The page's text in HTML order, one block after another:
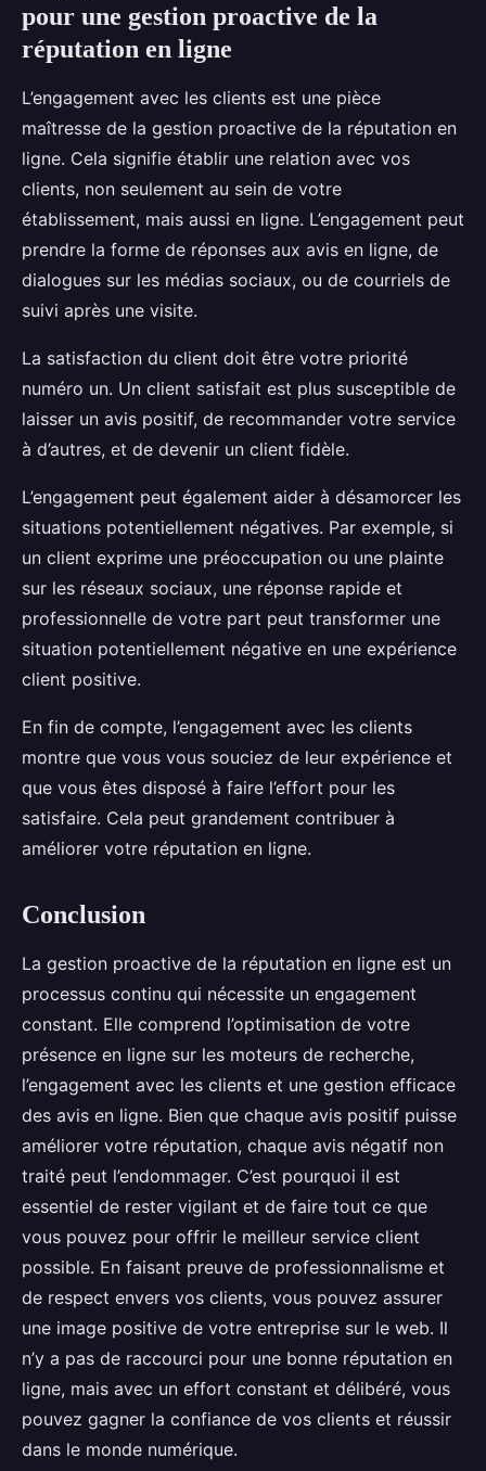
pour une gestion proactive de la
réputation en ligne
L’engagement avec les clients est une pièce
maîtresse de la gestion proactive de la réputation en
ligne. Cela signifie établir une relation avec vos
clients, non seulement au sein de votre
établissement, mais aussi en ligne. L’engagement peut
prendre la forme de réponses aux avis en ligne, de
dialogues sur les médias sociaux, ou de courriels de
suivi après une visite.
La satisfaction du client doit être votre priorité
numéro un. Un client satisfait est plus susceptible de
laisser un avis positif, de recommander votre service
à d’autres, et de devenir un client fidèle.
L’engagement peut également aider à désamorcer les
situations potentiellement négatives. Par exemple, si
un client exprime une préoccupation ou une plainte
sur les réseaux sociaux, une réponse rapide et
professionnelle de votre part peut transformer une
situation potentiellement négative en une expérience
client positive.
En fin de compte, l’engagement avec les clients
montre que vous vous souciez de leur expérience et
que vous êtes disposé à faire l’effort pour les
satisfaire. Cela peut grandement contribuer à
améliorer votre réputation en ligne.
Conclusion
La gestion proactive de la réputation en ligne est un
processus continu qui nécessite un engagement
constant. Elle comprend l’optimisation de votre
présence en ligne sur les moteurs de recherche,
l’engagement avec les clients et une gestion efficace
des avis en ligne. Bien que chaque avis positif puisse
améliorer votre réputation, chaque avis négatif non
traité peut l’endommager. C’est pourquoi il est
essentiel de rester vigilant et de faire tout ce que
vous pouvez pour offrir le meilleur service client
possible. En faisant preuve de professionnalisme et
de respect envers vos clients, vous pouvez assurer
une image positive de votre entreprise sur le web. Il
n’y a pas de raccourci pour une bonne réputation en
ligne, mais avec un effort constant et délibéré, vous
pouvez gagner la confiance de vos clients et réussir
dans le monde numérique.